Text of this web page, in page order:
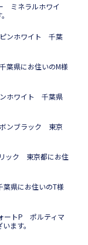
ミネラルホワイ
ンホワイト 千葉
県にお住いのM様
ホワイト 千葉県
ンブラック 東京
ック 東京都にお住
県にお住いのT様
トP ポルティマ
ます。